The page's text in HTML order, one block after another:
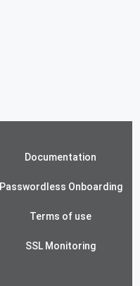
Documentation
Passwordless Onboarding
Terms of use
SSL Monitoring